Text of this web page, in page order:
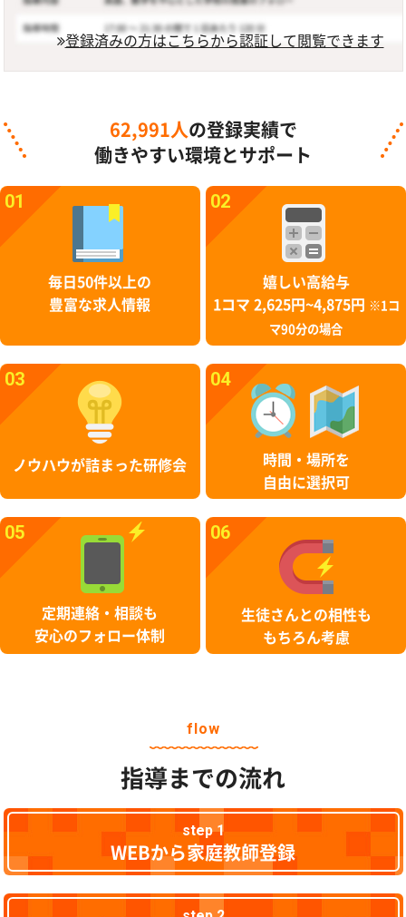
登録済みの方はこちらから認証して閲覧できます
62,991人 の登録実績で
働きやすい環境とサポート
01
毎日50件以上の
豊富な求人情報
02
嬉しい高給与
1コマ 2,625円~4,875円
※1コ
マ90分の場合
03
ノウハウが詰まった研修会
04
時間・場所を
自由に選択可
05
定期連絡・相談も
安心のフォロー体制
06
生徒さんとの相性も
もちろん考慮
flow
指導までの流れ
step 1
WEBから家庭教師登録